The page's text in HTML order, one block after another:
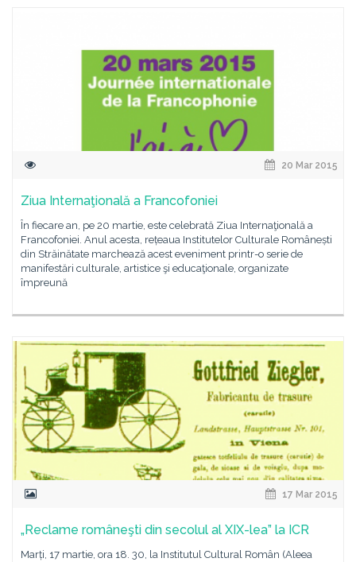
20 Mar 2015
Ziua Internaţională a Francofoniei
În fiecare an, pe 20 martie, este celebrată Ziua Internaţională a
Francofoniei. Anul acesta, rețeaua Institutelor Culturale Românești
din Străinătate marchează acest eveniment printr-o serie de
manifestări culturale, artistice şi educaţionale, organizate
împreună
17 Mar 2015
„Reclame româneşti din secolul al XIX-lea” la ICR
Marți, 17 martie, ora 18. 30, la Institutul Cultural Român (Aleea